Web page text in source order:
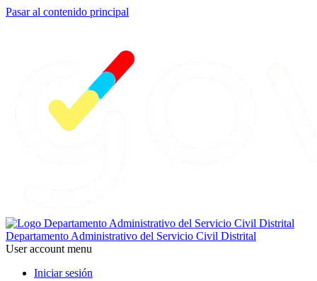
Pasar al contenido principal
Departamento Administrativo del Servicio Civil Distrital
User account menu
Iniciar sesión